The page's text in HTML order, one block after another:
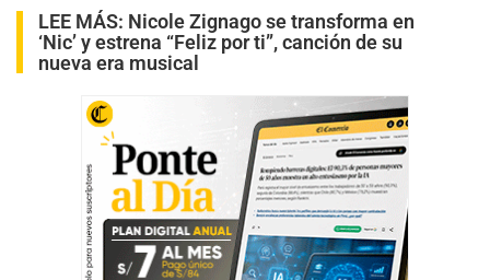
LEE MÁS: Nicole Zignago se transforma en
‘Nic’ y estrena “Feliz por ti”, canción de su
nueva era musical